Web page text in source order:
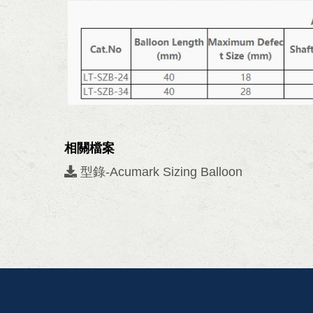
相關檔案
型錄-Acumark Sizing Balloon